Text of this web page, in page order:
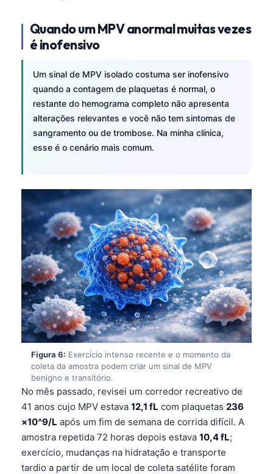
Quando um MPV anormal muitas vezes
é inofensivo
Um sinal de MPV isolado costuma ser inofensivo
quando a contagem de plaquetas é normal, o
restante do hemograma completo não apresenta
alterações relevantes e você não tem sintomas de
sangramento ou de trombose. Na minha clínica,
esse é o cenário mais comum.
Figura 6: Exercício intenso recente e o momento da
coleta da amostra podem criar um sinal de MPV
benigno e transitório.
No mês passado, revisei um corredor recreativo de
41 anos cujo MPV estava 12,1 fL com plaquetas 236
×10^9/L após um fim de semana de corrida difícil. A
amostra repetida 72 horas depois estava 10,4 fL;
exercício, mudanças na hidratação e transporte
tardio a partir de um local de coleta satélite foram
አማርኛ
Українська
O‘zbekcha
Català
Қазақ тілі
Suomi
Hrvatski
Slovenčina
كوردی‎
پښتو
سنڌي
සිංහල
অসমীয়া
Galego
Euskara
Gàidhlig
Occitan
العربية المغربية
Монгол
ພາສາລາວ